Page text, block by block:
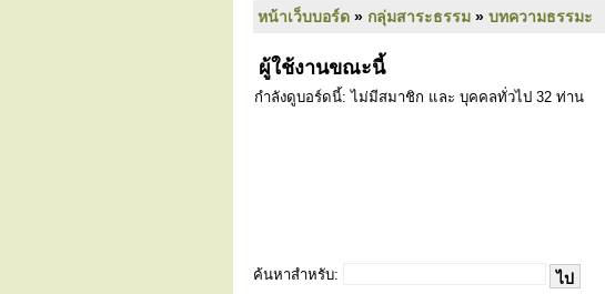
หน้าเว็บบอร์ด » กลุ่มสาระธรรม » บทความธรรมะ
ผู้ใช้งานขณะนี้
กำลังดูบอร์ดนี้: ไม่มีสมาชิก และ บุคคลทั่วไป 32 ท่าน
ค้นหาสำหรับ: